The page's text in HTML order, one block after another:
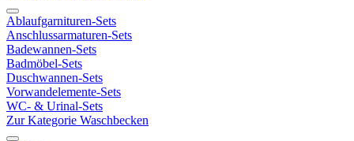
Ablaufgarnituren-Sets
Anschlussarmaturen-Sets
Badewannen-Sets
Badmöbel-Sets
Duschwannen-Sets
Vorwandelemente-Sets
WC- & Urinal-Sets
Zur Kategorie Waschbecken